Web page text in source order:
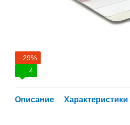
−29%
4
Описание Характеристики